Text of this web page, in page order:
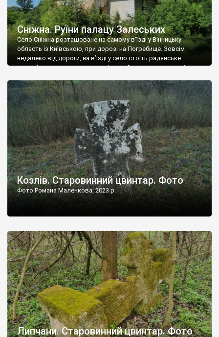
Сніжна. Руїни палацу Залеських
Село Сніжна розташоване на самому в’їзді у Вінницьку
область із Київською, при дорозі на Погребище. Зовсім
недалеко від дороги, на в’їзді у село стоїть радянське
рельєфне пано, яке показує жінку і яблуню, а трохи далі, десь
не видно, але видно дві стареньких колії у траві – […]
Козлів. Старовинний цвинтар. Фото
Фото Романа Маленкова, 2023 р.
Липчани. Старовинний цвинтар. Фото